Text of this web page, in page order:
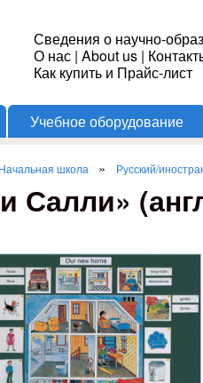
Сведения о научно-
О нас | About us |
Как купить и Прайс-лист
Учебное оборудование
Начальная школа » Русский/
Салли»